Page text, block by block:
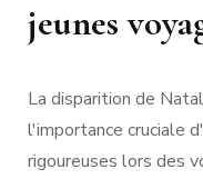
jeunes
La disparition de
l'importance cruciale
rigoureuses lors des